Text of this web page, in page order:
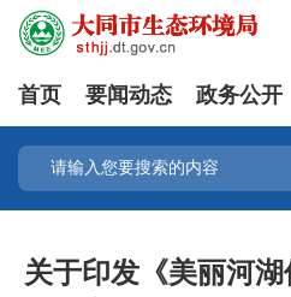
首页 要闻动态 政务公开
关于印发《美丽河